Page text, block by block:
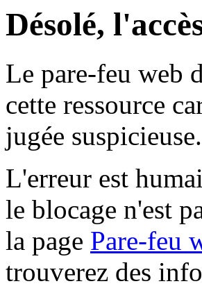
Désolé,
Le pare-feu web
cette ressource
jugée suspicieuse.
L'erreur est
le blocage n'est
la page Pare-feu
trouverez des